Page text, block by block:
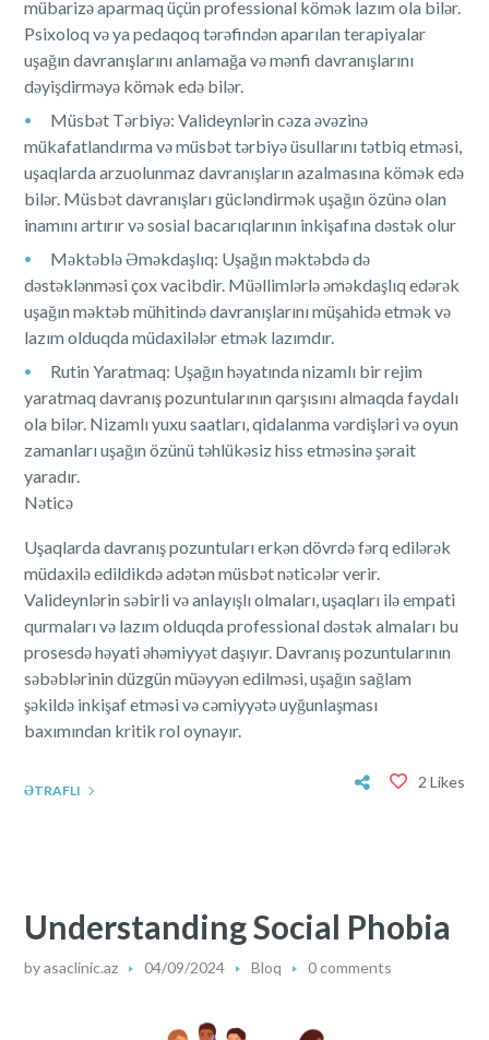
mübarizə aparmaq üçün professional kömək lazım ola bilər.
Psixoloq və ya pedaqoq tərəfindən aparılan terapiyalar
uşağın davranışlarını anlamağa və mənfi davranışlarını
dəyişdirməyə kömək edə bilər.
Müsbət Tərbiyə: Valideynlərin cəza əvəzinə
mükafatlandırma və müsbət tərbiyə üsullarını tətbiq etməsi,
uşaqlarda arzuolunmaz davranışların azalmasına kömək edə
bilər. Müsbət davranışları gücləndirmək uşağın özünə olan
inamını artırır və sosial bacarıqlarının inkişafına dəstək olur
Məktəblə Əməkdaşlıq: Uşağın məktəbdə də
dəstəklənməsi çox vacibdir. Müəllimlərlə əməkdaşlıq edərək
uşağın məktəb mühitində davranışlarını müşahidə etmək və
lazım olduqda müdaxilələr etmək lazımdır.
Rutin Yaratmaq: Uşağın həyatında nizamlı bir rejim
yaratmaq davranış pozuntularının qarşısını almaqda faydalı
ola bilər. Nizamlı yuxu saatları, qidalanma vərdişləri və oyun
zamanları uşağın özünü təhlükəsiz hiss etməsinə şərait
yaradır.
Nəticə
Uşaqlarda davranış pozuntuları erkən dövrdə fərq edilərək
müdaxilə edildikdə adətən müsbət nəticələr verir.
Valideynlərin səbirli və anlayışlı olmaları, uşaqları ilə empati
qurmaları və lazım olduqda professional dəstək almaları bu
prosesdə həyati əhəmiyyət daşıyır. Davranış pozuntularının
səbəblərinin düzgün müəyyən edilməsi, uşağın sağlam
şəkildə inkişaf etməsi və cəmiyyətə uyğunlaşması
baxımından kritik rol oynayır.
ƏTRAFLI 2 Likes
Understanding Social Phobia
byasaclinic.az 04/09/2024 Bloq 0 comments